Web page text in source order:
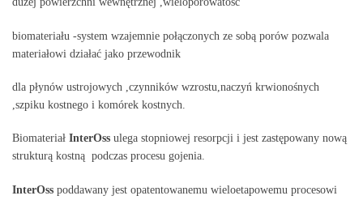
biomateriału -system wzajemnie połączonych ze sobą porów pozwala
materiałowi działać jako przewodnik
dla płynów ustrojowych ,czynników wzrostu,naczyń krwionośnych
,szpiku kostnego i komórek kostnych.
Biomateriał InterOss ulega stopniowej resorpcji i jest zastępowany nową
strukturą kostną podczas procesu gojenia.
InterOss poddawany jest opatentowanemu wieloetapowemu procesowi